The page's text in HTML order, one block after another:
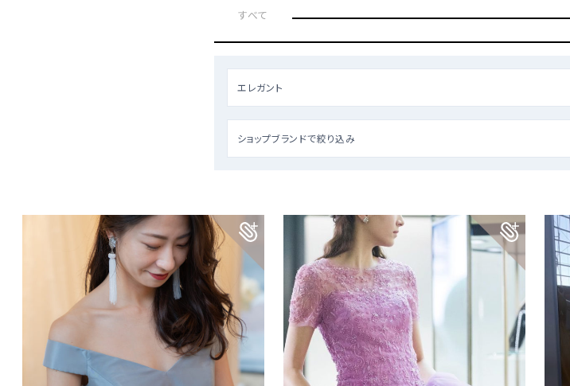
すべて
エレガント
ショップブランドで絞り込み